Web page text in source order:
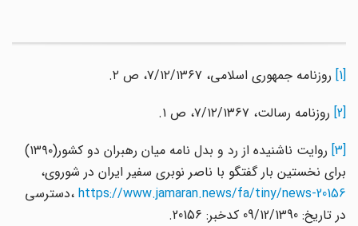
روزنامه جمهوری اسلامی، ۷/۱۲/۱۳۶۷، ص ۲.
روزنامه رسالت، ۷/۱۲/۱۳۶۷، ص ۱.
روایت ناشنیده از رد و بدل نامه میان رهبران دو کشور(۱۳۹۰)
برای نخستین بار گفتگو با ناصر نوبری سفیر ایران در شوروی،
https://www.jamaran.news/fa/tiny/news-20156،دسترسی
در تاریخ: 09/12/1390 کدخبر: 20156.